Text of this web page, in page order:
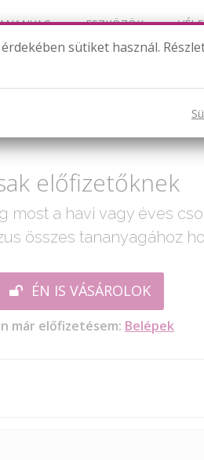
ESZKÖZÖK
előfizetőknek
most a havi vagy éves
összes tananyagához
ÉN IS VÁSÁROLOK
már előfizetésem: Belépek
sütiket használ.